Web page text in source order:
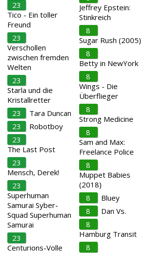
23
Tico - Ein toller
Freund
23
Verschollen
zwischen fremden
Welten
23
Starla und die
Kristallretter
23
Tara Duncan
23
Robotboy
23
The Last Post
23
Mensch, Derek!
23
Superhuman
Samurai Syber-
Squad Superhuman
Samurai
23
Centurions-Volle
Jeffrey Epstein:
Stinkreich
8
Sugar Rush (2005)
8
Betty in NewYork
8
Wings - Die
Überflieger
8
Strong Medicine
8
Sam and Max:
Freelance Police
8
Muppet Babies
(2018)
8
Bluey
8
Dan Vs.
8
Hamburg Transit
8